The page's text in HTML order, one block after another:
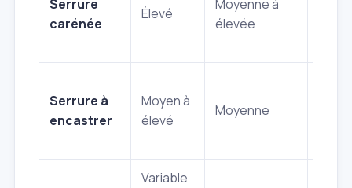
Serrure
carénée
Élevé
Moyenne à
élevée
Serrure à
encastrer
Moyen à
élevé
Moyenne
Variable